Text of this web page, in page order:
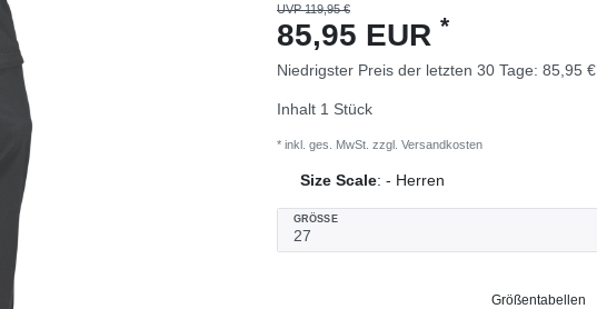
UVP 119,95 €
85,95 EUR *
Niedrigster Preis der letzten 30 Tage: 85,95 €
Inhalt 1 Stück
* inkl. ges. MwSt. zzgl. Versandkosten
Size Scale: - Herren
GRÖSSE
Größentabellen